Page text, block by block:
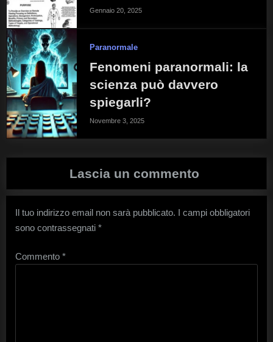
Gennaio 20, 2025
Paranormale
Fenomeni paranormali: la
scienza può davvero
spiegarli?
Novembre 3, 2025
Lascia un commento
Il tuo indirizzo email non sarà pubblicato. I campi obbligatori
sono contrassegnati *
Commento *